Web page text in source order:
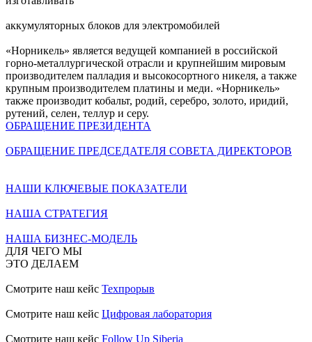
аккумуляторных блоков для электромобилей
«Норникель» является ведущей компанией в российской
горно-металлургической отрасли и крупнейшим мировым
производителем палладия и высокосортного никеля, а также
крупным производителем платины и меди. «Норникель»
также производит кобальт, родий, серебро, золото, иридий,
рутений, селен, теллур и серу.
ОБРАЩЕНИЕ ПРЕЗИДЕНТА
ОБРАЩЕНИЕ ПРЕДСЕДАТЕЛЯ СОВЕТА ДИРЕКТОРОВ
НАШИ КЛЮЧЕВЫЕ ПОКАЗАТЕЛИ
НАША СТРАТЕГИЯ
НАША БИЗНЕС-МОДЕЛЬ
ДЛЯ ЧЕГО МЫ
ЭТО ДЕЛАЕМ
Смотрите наш кейс Техпрорыв
Смотрите наш кейс Цифровая лаборатория
Смотрите наш кейс Follow Up Siberia